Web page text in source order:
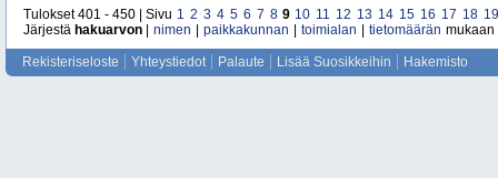
Tulokset 401 - 450 | Sivu 1 2 3 4 5 6 7 8 9 10 11 12 13 14 15 16 17 18 19
Järjestä hakuarvon nimen paikkakunnan toimialan tietomäärän mukaan
Rekisteriseloste Yhteystiedot Palaute Lisää Suosikkeihin Hakemisto